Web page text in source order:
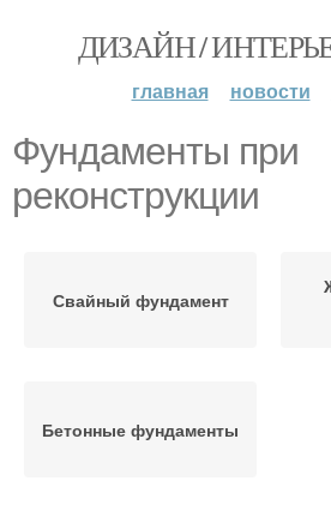
ДИЗАЙН /
главная новости
Фундаменты при
реконструкции
Свайный фундамент
Бетонные фундаменты